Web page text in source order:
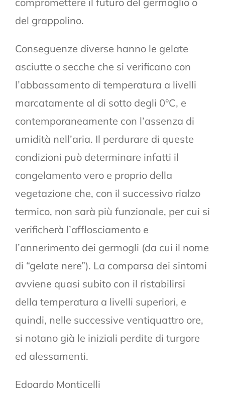
del grappolino.
Conseguenze diverse hanno le gelate
asciutte o secche che si verificano con
l’abbassamento di temperatura a livelli
marcatamente al di sotto degli 0°C, e
contemporaneamente con l’assenza di
umidità nell’aria. Il perdurare di queste
condizioni può determinare infatti il
congelamento vero e proprio della
vegetazione che, con il successivo rialzo
termico, non sarà più funzionale, per cui si
verificherà l’afflosciamento e
l’annerimento dei germogli (da cui il nome
di “gelate nere”). La comparsa dei sintomi
avviene quasi subito con il ristabilirsi
della temperatura a livelli superiori, e
quindi, nelle successive ventiquattro ore,
si notano già le iniziali perdite di turgore
ed alessamenti.
Edoardo Monticelli